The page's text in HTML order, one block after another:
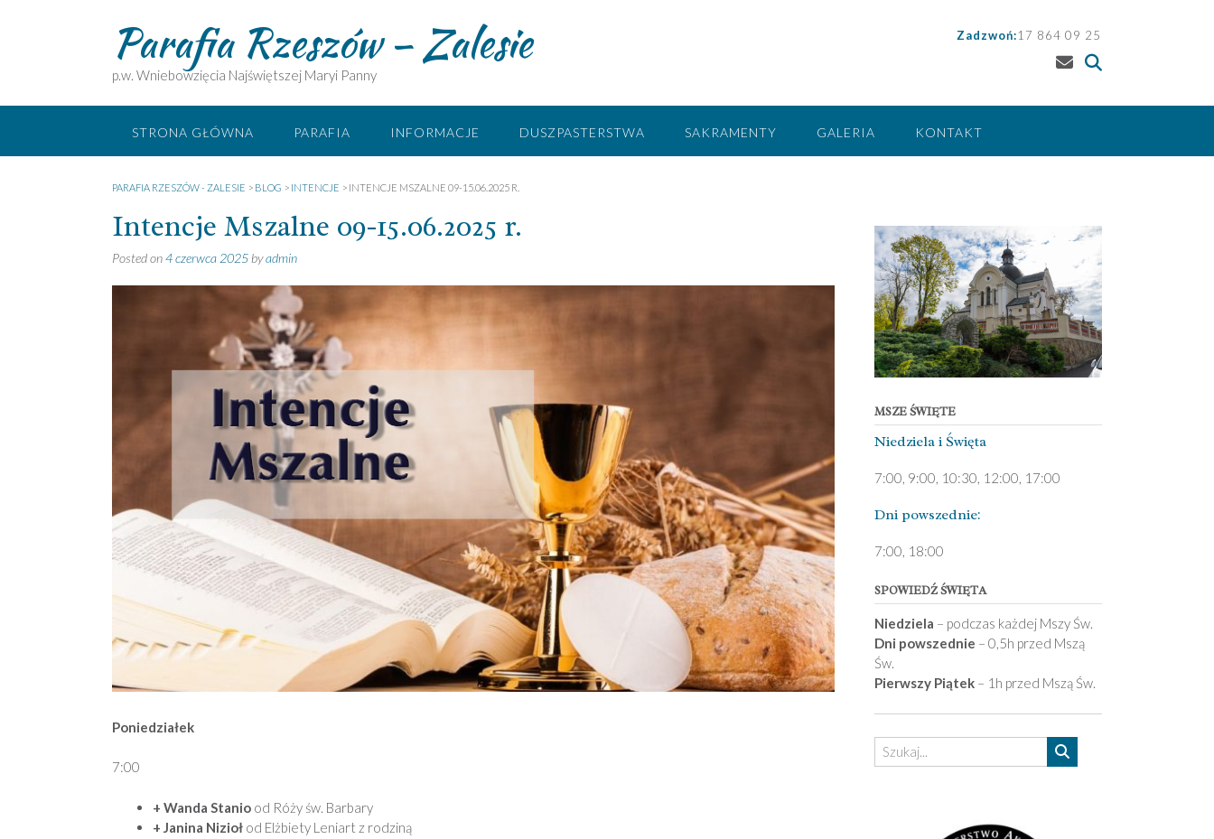
Parafia Rzeszów – Zalesie
p.w. Wniebowzięcia Najświętszej Maryi Panny
Zadzwoń:17 864 09 25
STRONA GŁÓWNA PARAFIA INFORMACJE DUSZPASTERSTWA SAKRAMENTY GALERIA KONTAKT
PARAFIA RZESZÓW - ZALESIE > BLOG > INTENCJE > INTENCJE MSZALNE 09-15.06.2025 R.
Intencje Mszalne 09-15.06.2025 r.
Posted on4 czerwca 2025 byadmin
Poniedziałek
7:00
+ Wanda Stanio od Róży św. Barbary
+ Janina Nizioł od Elżbiety Leniart z rodziną
MSZE ŚWIĘTE
Niedziela ­i Święta
7:00, 9:00, 10:30, 12:00, 17:00
Dni pows­zednie:
7­:00, 18:00­
SPOWIEDŹ ŚWIĘTA
Niedziela – podczas każdej Mszy Św.
Dni powszednie – 0,5h przed Mszą
Św.
Pierwszy Piątek– 1h przed Mszą Św.